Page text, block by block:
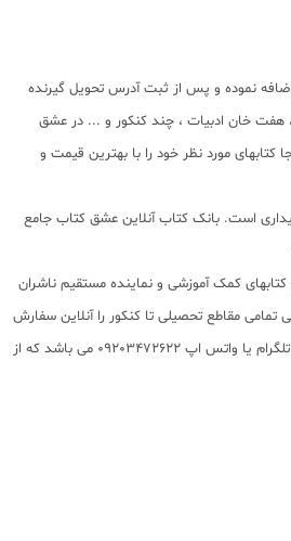
نموده و پس از ثبت آدرس تحویل گیرنده
هفت خان ادبیات ، چند کنکور و ... در عشق
مورد نظر خود را با بهترین قیمت و
است. بانک کتاب آنلاین عشق کتاب جامع
کمک آموزشی و نماینده مستقیم ناشران
کمک آموزشی تمامی مقاطع تحصیلی تا کنکور را آنلاین سفارش
داده و درب منزل دریافت نمایید. برای اطلاع از شرایط ویژه تخفیف و جشنواره های عشق کتاب اینستاگرام عشق کتاب را دنبال کنید. برای پیگیری سفارشات تهران شماره تلفن پشتیبانی 02166484008 و شماره تلگرام یا واتس اپ 09203472622 می باشد که از